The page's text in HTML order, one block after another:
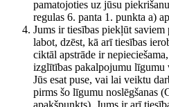
pamatojoties uz jūsu
regulas 6. panta 1. punkta a)
Jums ir tiesības piekļūt saviem
labot, dzēst, kā arī tiesības
ciktāl apstrāde ir
izglītības pakalpojumu
Jūs esat puse, vai lai veiktu
pirms šo līgumu noslēgšanas
apakšpunkts), Jums ir arī